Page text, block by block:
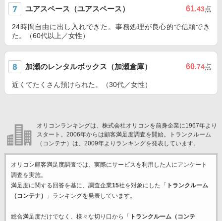
ユアスペース（ユアスペース） 61.43点
24時間自由に出し入れできた。事務処理が良心的で信頼でき
た。（60代以上／女性）
加瀬のレンタルボックス（加瀬倉庫） 60.74点
近くてたくさん預けられた。（30代／女性）
オリコンランキングは、株式会社オリコンを前身企業に1967年より
スタート。2006年からは顧客満足度調査を開始。トランクルーム
（コンテナ）は、2009年よりランキングを発表しています。
オリコン顧客満足度調査では、実際にサービスを利用した 人にアンケート
調査を実施。
満足度に関する回答を基に、調査企業15社を対象にした「
トランクルーム
（コンテナ）
」ランキングを発表しています。
総合満足度だけでなく、様々な切り口から「
トランクルーム（コンテ